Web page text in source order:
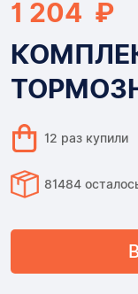
1 204 ₽
12 раз купили
81484